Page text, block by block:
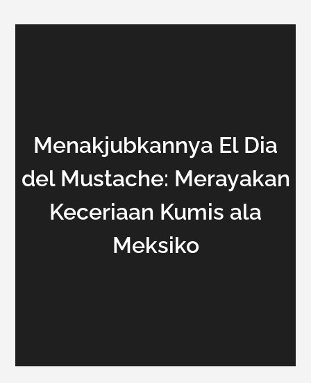
Menakjubkannya El Dia
del Mustache: Merayakan
Keceriaan Kumis ala
Meksiko